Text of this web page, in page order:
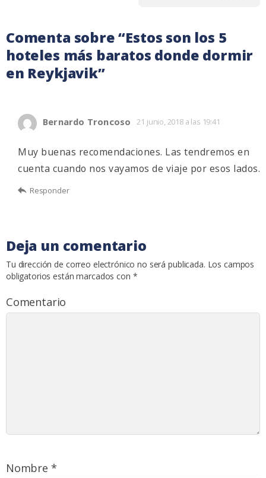
Comenta sobre “Estos son los 5
hoteles más baratos donde dormir
en Reykjavik”
Bernardo Troncoso 21 junio, 2018 a las 19:41
Muy buenas recomendaciones. Las tendremos en
cuenta cuando nos vayamos de viaje por esos lados.
Responder
Deja un comentario
Tu dirección de correo electrónico no será publicada. Los campos
obligatorios están marcados con *
Comentario
Nombre *